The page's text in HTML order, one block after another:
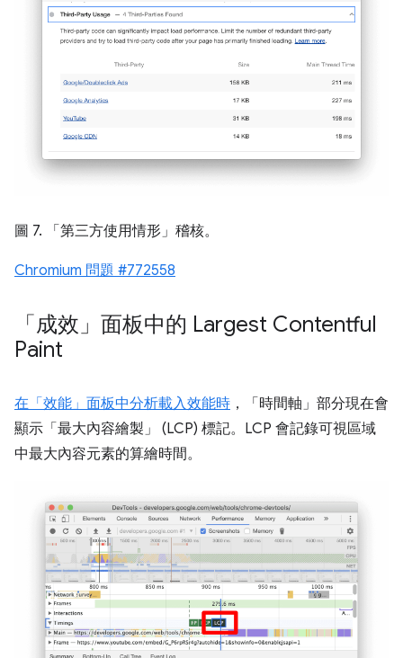
圖 7. 「第三方使用情形」 稽核。
Chromium 問題 #772558
「成效」面板中的 Largest Contentful
Paint
在「效能」面板中分析載入效能時 ，「時間軸」 部分現在會
顯示「最大內容繪製」
(LCP) 標記。LCP 會記錄可視區域
中最大內容元素的算繪時間。